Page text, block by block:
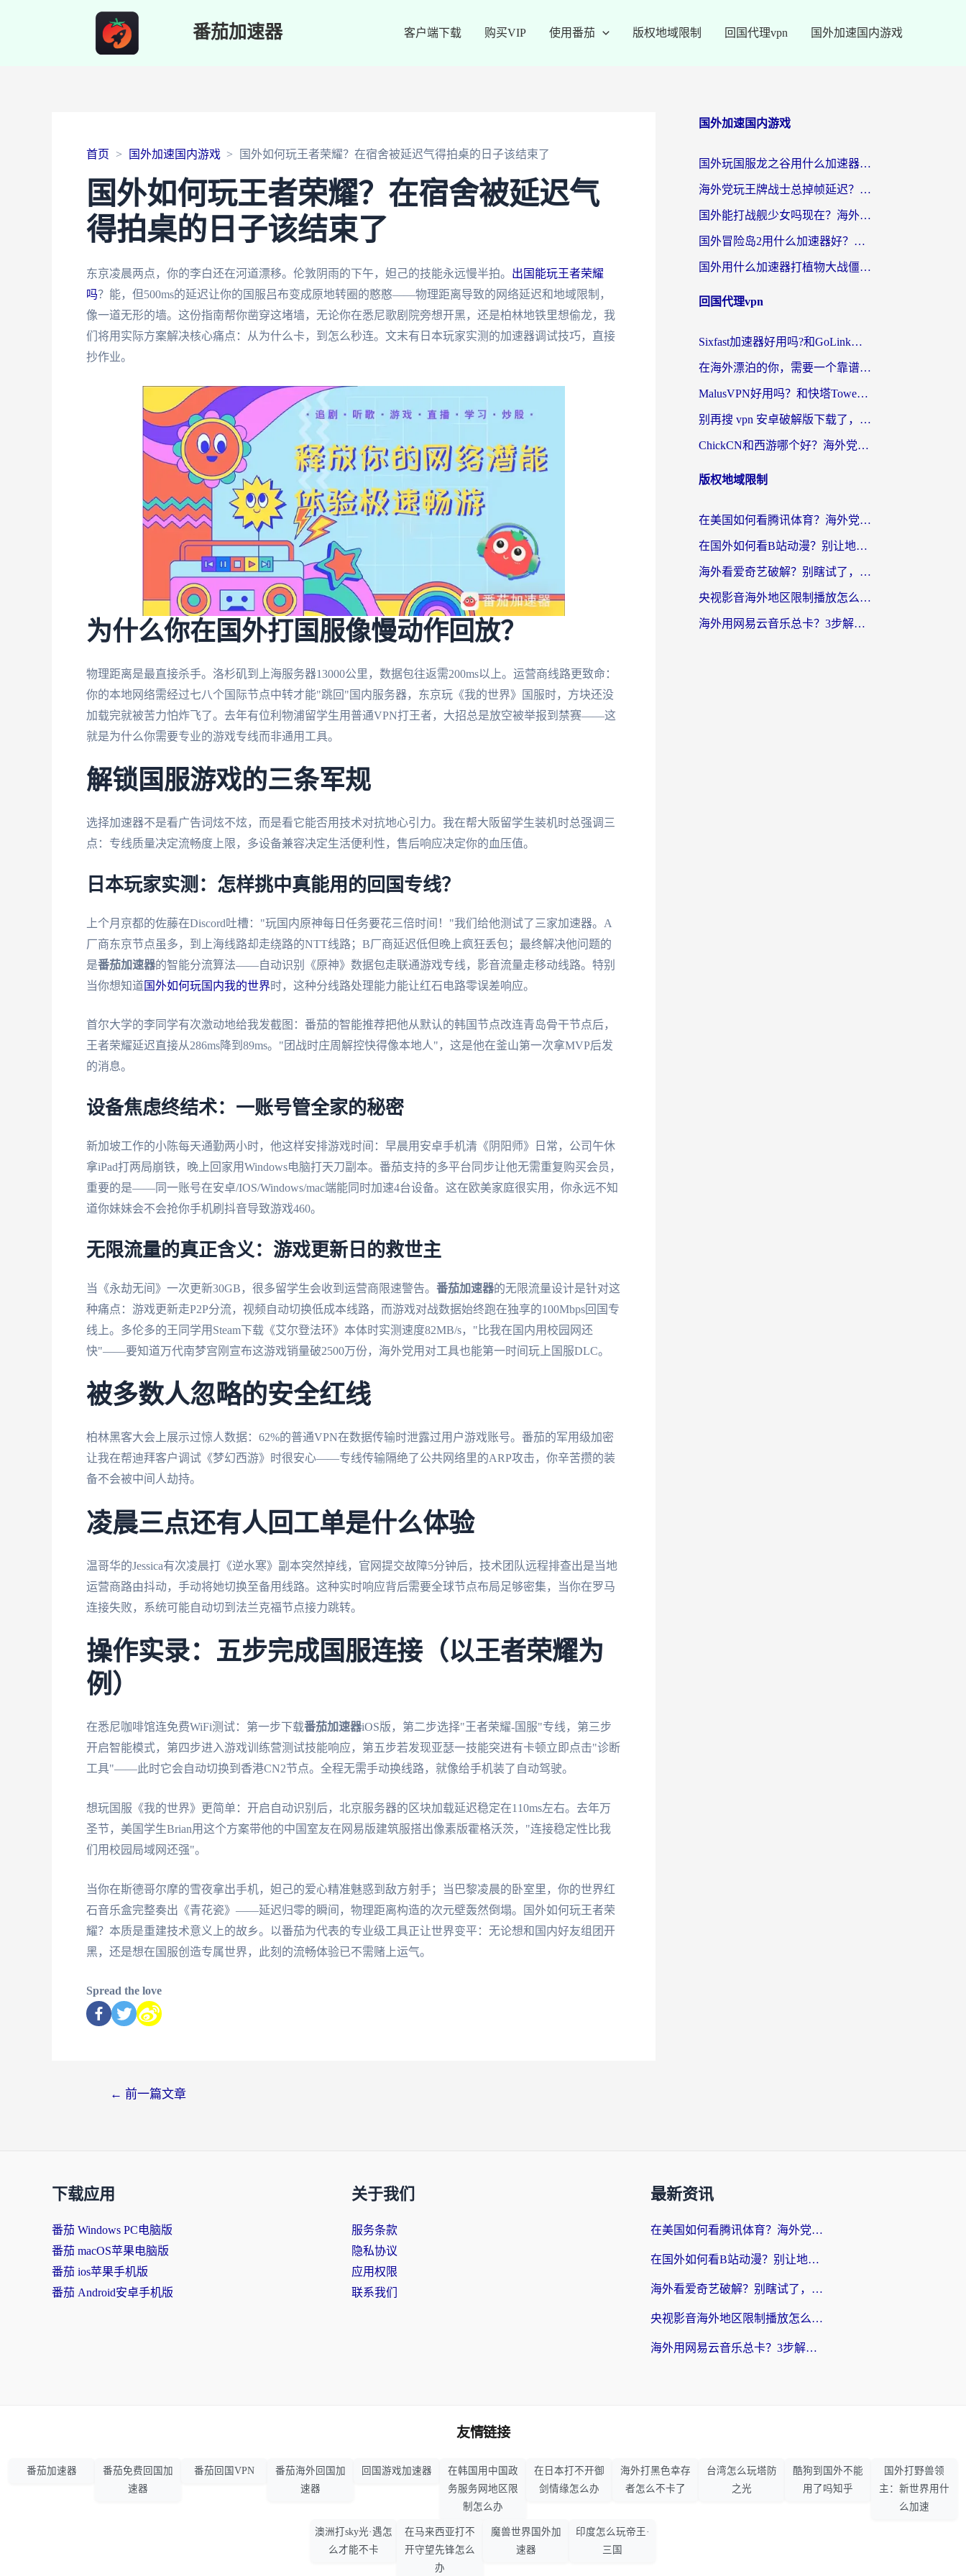
番茄加速器 客户端下载 购买VIP 使用番茄 版权地域限制 回国代理vpn 国外加速国内游戏
首页 国外加速国内游戏 国外如何玩王者荣耀？在宿舍被延迟气得拍桌的日子该结束了
国外如何玩王者荣耀？在宿舍被延迟气
得拍桌的日子该结束了
东京凌晨两点，你的李白还在河道漂移。伦敦阴雨的下午，妲己的技能永远慢半拍。 出国能玩王者荣耀
吗？能，但500ms的延迟让你的国服吕布变成原地转圈的憨憨——物理距离导致的网络延迟和地域限制，
像一道无形的墙。这份指南帮你凿穿这堵墙，无论你在悉尼歌剧院旁想开黑，还是柏林地铁里想偷龙，我
们将用实际方案解决核心痛点：从为什么卡，到怎么秒连。文末有日本玩家实测的加速器调试技巧，直接
抄作业。
为什么你在国外打国服像慢动作回放？
物理距离是最直接杀手。洛杉矶到上海服务器13000公里，数据包往返需200ms以上。运营商线路更致命：
你的本地网络需经过七八个国际节点中转才能"跳回"国内服务器，东京玩《我的世界》国服时，方块还没
加载完就被苦力怕炸飞了。去年有位利物浦留学生用普通VPN打王者，大招总是放空被举报到禁赛——这
就是为什么你需要专业的游戏专线而非通用工具。
解锁国服游戏的三条军规
选择加速器不是看广告词炫不炫，而是看它能否用技术对抗地心引力。我在帮大阪留学生装机时总强调三
点：专线质量决定流畅度上限，多设备兼容决定生活便利性，售后响应决定你的血压值。
日本玩家实测：怎样挑中真能用的回国专线？
上个月京都的佐藤在Discord吐槽："玩国内原神每日任务要花三倍时间！"我们给他测试了三家加速器。A
厂商东京节点虽多，到上海线路却走绕路的NTT线路；B厂商延迟低但晚上疯狂丢包；最终解决他问题的
是番茄加速器的智能分流算法——自动识别《原神》数据包走联通游戏专线，影音流量走移动线路。特别
当你想知道 国外如何玩国内我的世界时，这种分线路处理能力能让红石电路零误差响应。
首尔大学的李同学有次激动地给我发截图：番茄的智能推荐把他从默认的韩国节点改连青岛骨干节点后，
王者荣耀延迟直接从286ms降到89ms。"团战时庄周解控快得像本地人"，这是他在釜山第一次拿MVP后发
的消息。
设备焦虑终结术：一账号管全家的秘密
新加坡工作的小陈每天通勤两小时，他这样安排游戏时间：早晨用安卓手机清《阴阳师》日常，公司午休
拿iPad打两局崩铁，晚上回家用Windows电脑打天刀副本。番茄支持的多平台同步让他无需重复购买会员，
重要的是——同一账号在安卓/IOS/Windows/mac端能同时加速4台设备。这在欧美家庭很实用，你永远不知
道你妹妹会不会抢你手机刷抖音导致游戏460。
无限流量的真正含义：游戏更新日的救世主
当《永劫无间》一次更新30GB，很多留学生会收到运营商限速警告。 番茄加速器的无限流量设计是针对这
种痛点：游戏更新走P2P分流，视频自动切换低成本线路，而游戏对战数据始终跑在独享的100Mbps回国专
线上。多伦多的王同学用Steam下载《艾尔登法环》本体时实测速度82MB/s，"比我在国内用校园网还
快"——要知道万代南梦宫刚宣布这游戏销量破2500万份，海外党用对工具也能第一时间玩上国服DLC。
被多数人忽略的安全红线
柏林黑客大会上展示过惊人数据：62%的普通VPN在数据传输时泄露过用户游戏账号。番茄的军用级加密
让我在帮迪拜客户调试《梦幻西游》时很安心——专线传输隔绝了公共网络里的ARP攻击，你辛苦攒的装
备不会被中间人劫持。
凌晨三点还有人回工单是什么体验
温哥华的Jessica有次凌晨打《逆水寒》副本突然掉线，官网提交故障5分钟后，技术团队远程排查出是当地
运营商路由抖动，手动将她切换至备用线路。这种实时响应背后需要全球节点布局足够密集，当你在罗马
连接失败，系统可能自动切到法兰克福节点接力跳转。
操作实录：五步完成国服连接（以王者荣耀为
例）
在悉尼咖啡馆连免费WiFi测试：第一步下载番茄加速器iOS版，第二步选择"王者荣耀-国服"专线，第三步
开启智能模式，第四步进入游戏训练营测试技能响应，第五步若发现亚瑟一技能突进有卡顿立即点击"诊断
工具"——此时它会自动切换到香港CN2节点。全程无需手动换线路，就像给手机装了自动驾驶。
想玩国服《我的世界》更简单：开启自动识别后，北京服务器的区块加载延迟稳定在110ms左右。去年万
圣节，美国学生Brian用这个方案带他的中国室友在网易版建筑服搭出像素版霍格沃茨，"连接稳定性比我
们用校园局域网还强"。
当你在斯德哥尔摩的雪夜拿出手机，妲己的爱心精准魅惑到敌方射手；当巴黎凌晨的卧室里，你的世界红
石音乐盒完整奏出《青花瓷》——延迟归零的瞬间，物理距离构造的次元壁轰然倒塌。国外如何玩王者荣
耀？本质是重建技术意义上的故乡。以番茄为代表的专业级工具正让世界变平：无论想和国内好友组团开
黑，还是想在国服创造专属世界，此刻的流畅体验已不需赌上运气。
Spread the love
← 前一篇文章
国外加速国内游戏
国外玩国服龙之谷用什么加速器最好？一份给海外游子的终极指南
海外党玩王牌战士总掉帧延迟？这份王牌战士延迟加速器终极指南救你命
国外能打战舰少女吗现在？海外玩家的国服游戏加速终极指南
国外冒险岛2用什么加速器好？海外党国服游戏畅玩全攻略（附鸣潮哈利波特加速技巧）
国外用什么加速器打植物大战僵尸好？海外党国服游戏加速终极指南
回国代理vpn
Sixfast加速器好用吗?和GoLink加速器对比哪个回国效果更好?海外党亲测实用指南
在海外漂泊的你，需要一个靠谱的“回国机场”
MalusVPN好用吗？和快塔TowerFastVPN对比哪个回国效果更好？海外党亲测实用指南
别再搜 vpn 安卓破解版下载了，海外党回国上网的正确姿势在这里
ChickCN和西游哪个好？海外党2026亲测回国加速器选择指南（附expressvpn中国对比）
版权地域限制
在美国如何看腾讯体育？海外党解锁NBA欧洲杯直播的终极攻略
在国外如何看B站动漫？别让地区限制打断你的追番节奏
海外看爱奇艺破解？别瞎试了，这才是留学生华人追剧看球的正确打开方式
央视影音海外地区限制播放怎么办？海外党亲测有效的回国加速指南
海外用网易云音乐总卡？3步解决版权限制+卡顿，还能听喜马拉雅！
下载应用
番茄 Windows PC电脑版
番茄 macOS苹果电脑版
番茄 ios苹果手机版
番茄 Android安卓手机版
关于我们
服务条款
隐私协议
应用权限
联系我们
最新资讯
在美国如何看腾讯体育？海外党解锁NBA欧洲杯直播的终极攻略
在国外如何看B站动漫？别让地区限制打断你的追番节奏
海外看爱奇艺破解？别瞎试了，这才是留学生华人追剧看球的正确打开方式
央视影音海外地区限制播放怎么办？海外党亲测有效的回国加速指南
海外用网易云音乐总卡？3步解决版权限制+卡顿，还能听喜马拉雅！
友情链接
番茄加速器
番茄免费回国加
速器
番茄回国VPN
番茄海外回国加
速器
回国游戏加速器
在韩国用中国政
务服务网地区限
制怎么办
在日本打不开御
剑情缘怎么办
海外打黑色幸存
者怎么不卡了
台湾怎么玩塔防
之光
酷狗到国外不能
用了吗知乎
国外打野兽领
主：新世界用什
么加速
澳洲打sky光·遇怎
么才能不卡
在马来西亚打不
开守望先锋怎么
办
魔兽世界国外加
速器
印度怎么玩帝王·
三国